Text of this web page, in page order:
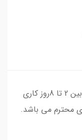
محصول در فروشگاه موجود است و ارسال بین 2 تا 8روز کاری
محترم می باشد.